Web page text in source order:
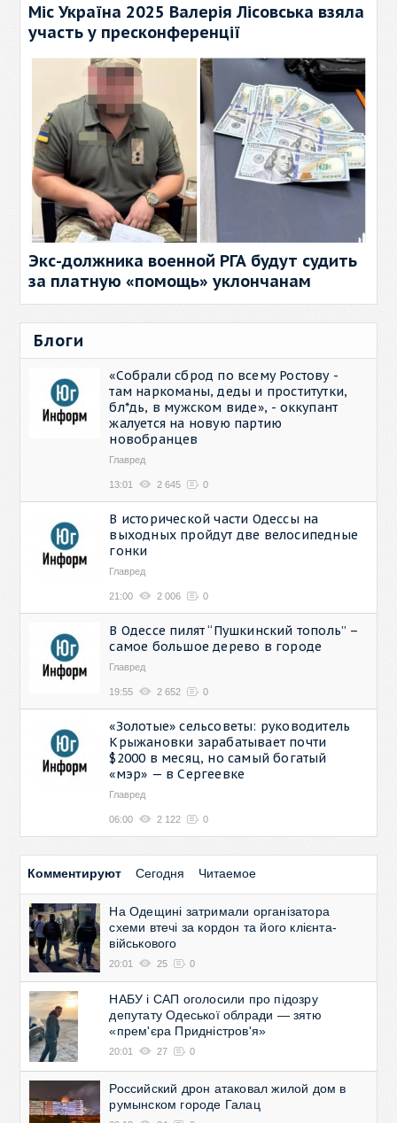
Міс Україна 2025 Валерія Лісовська взяла
участь у пресконференції
Экс-должника военной РГА будут судить
за платную «помощь» уклончанам
Блоги
«Собрали сброд по всему Ростову -
там наркоманы, деды и проститутки,
бл*дь, в мужском виде», - оккупант
жалуется на новую партию
новобранцев
Главред
13:01 2 645 0
В исторической части Одессы на
выходных пройдут две велосипедные
гонки
Главред
21:00 2 006 0
В Одессе пилят “Пушкинский тополь” –
самое большое дерево в городе
Главред
19:55 2 652 0
«Золотые» сельсоветы: руководитель
Крыжановки зарабатывает почти
$2000 в месяц, но самый богатый
«мэр» — в Сергеевке
Главред
06:00 2 122 0
Комментируют Сегодня Читаемое
На Одещині затримали організатора
схеми втечі за кордон та його клієнта-
військового
20:01 25 0
НАБУ і САП оголосили про підозру
депутату Одеської облради — зятю
«прем'єра Придністров'я»
20:01 27 0
Российский дрон атаковал жилой дом в
румынском городе Галац